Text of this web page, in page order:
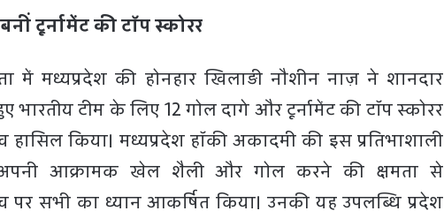
टूर्नामेंट की टॉप स्कोरर
में मध्यप्रदेश की होनहार खिलाड़ी नौशीन नाज़ ने शानदार
भारतीय टीम के लिए 12 गोल दागे और टूर्नामेंट की टॉप स्कोरर
किया। मध्यप्रदेश हॉकी अकादमी की इस प्रतिभाशाली
आक्रामक खेल शैली और गोल करने की क्षमता से
पर सभी का ध्यान आकर्षित किया। उनकी यह उपलब्धि प्रदेश